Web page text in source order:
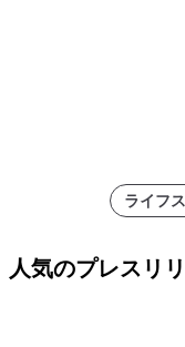
ライフ
人気のプレスリ